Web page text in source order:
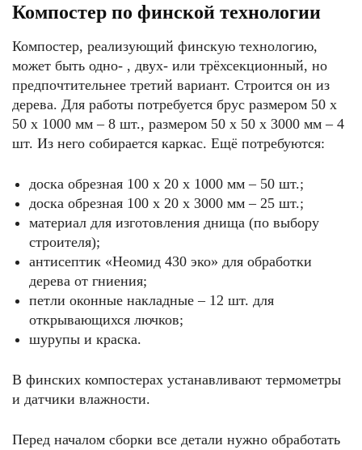
Компостер по финской технологии
Компостер, реализующий финскую технологию,
может быть одно- , двух- или трёхсекционный, но
предпочтительнее третий вариант. Строится он из
дерева. Для работы потребуется брус размером 50 х
50 х 1000 мм – 8 шт., размером 50 х 50 х 3000 мм – 4
шт. Из него собирается каркас. Ещё потребуются:
доска обрезная 100 х 20 х 1000 мм – 50 шт.;
доска обрезная 100 х 20 х 3000 мм – 25 шт.;
материал для изготовления днища (по выбору
строителя);
антисептик «Неомид 430 эко» для обработки
дерева от гниения;
петли оконные накладные – 12 шт. для
открывающихся лючков;
шурупы и краска.
В финских компостерах устанавливают термометры
и датчики влажности.
Перед началом сборки все детали нужно обработать